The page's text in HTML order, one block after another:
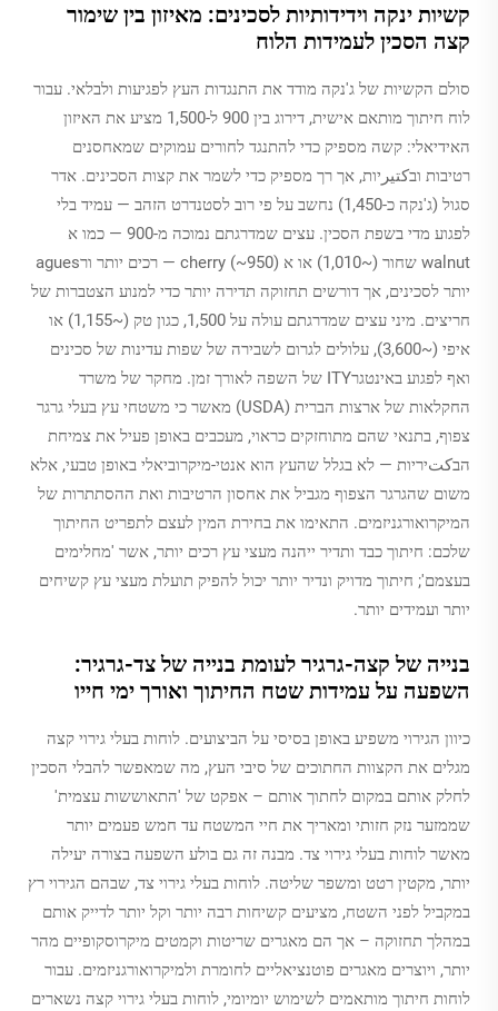
קשיות ינקה וידידותיות לסכינים: מאיזון בין שימור
קצה הסכין לעמידות הלוח
סולם הקשיות של ג'נקה מודד את התנגדות העץ לפגיעות ולבלאי. עבור
לוח חיתוך מותאם אישית, דירוג בין 900 ל-1,500 מציע את האיזון
האידיאלי: קשה מספיק כדי להתנגד לחורים עמוקים שמאחסנים
רטיבות ובكتيرיות, אך רך מספיק כדי לשמר את קצות הסכינים. אדר
סגול (ג'נקה כ-1,450) נחשב על פי רוב לסטנדרט הזהב — עמיד בלי
לפגוע מדי בשפת הסכין. עצים שמדרגתם נמוכה מ-900 — כמו א
walnut שחור (~1,010) או א cherry (~950) — רכים יותר ורagues
יותר לסכינים, אך דורשים תחזוקה תדירה יותר כדי למנוע הצטברות של
חריצים. מיני עצים שמדרגתם עולה על 1,500, כגון טק (~1,155) או
איפי (~3,600), עלולים לגרום לשבירה של שפות עדינות של סכינים
ואף לפגוע באינטגרITY של השפה לאורך זמן. מחקר של משרד
החקלאות של ארצות הברית (USDA) מאשר כי משטחי עץ בעלי גרגר
צפוף, בתנאי שהם מתוחזקים כראוי, מעכבים באופן פעיל את צמיחת
הבكتיריות — לא בגלל שהעץ הוא אנטי-מיקרוביאלי באופן טבעי, אלא
משום שהגרגר הצפוף מגביל את אחסון הרטיבות ואת ההסתתרות של
המיקרואורגניזמים. התאימו את בחירת המין לעצם לתפריט החיתוך
שלכם: חיתוך כבד ותדיר ייהנה מעצי עץ רכים יותר, אשר 'מחלימים
בעצמם'; חיתוך מדויק ונדיר יותר יכול להפיק תועלת מעצי עץ קשיחים
יותר ועמידים יותר.
בנייה של קצה-גרגיר לעומת בנייה של צד-גרגיר:
השפעה על עמידות שטח החיתוך ואורך ימי חייו
כיוון הגירוי משפיע באופן בסיסי על הביצועים. לוחות בעלי גירוי קצה
מגלים את הקצוות החתוכים של סיבי העץ, מה שמאפשר להבלי הסכין
לחלק אותם במקום לחתוך אותם – אפקט של 'התאוששות עצמית'
שממזער נזק חזותי ומאריך את חיי המשטח עד חמש פעמים יותר
מאשר לוחות בעלי גירוי צד. מבנה זה גם בולע השפעה בצורה יעילה
יותר, מקטין רטט ומשפר שליטה. לוחות בעלי גירוי צד, שבהם הגירוי רץ
במקביל לפני השטח, מציעים קשיחות רבה יותר וקל יותר לדייק אותם
במהלך תחזוקה – אך הם מאגרים שריטות וקמטים מיקרוסקופיים מהר
יותר, ויוצרים מאגרים פוטנציאליים לחומרת ולמיקרואורגניזמים. עבור
לוחות חיתוך מותאמים לשימוש יומיומי, לוחות בעלי גירוי קצה נשארים